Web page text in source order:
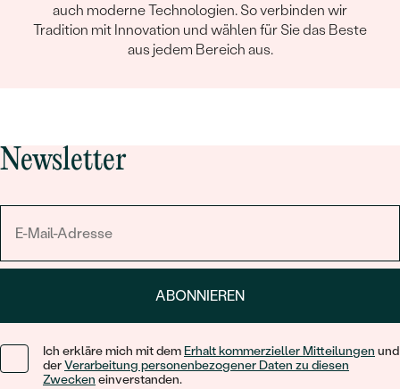
auch moderne Technologien. So verbinden wir
Tradition mit Innovation und wählen für Sie das Beste
aus jedem Bereich aus.
Newsletter
ABONNIEREN
Ich erkläre mich mit dem Erhalt kommerzieller Mitteilungen und
derVerarbeitung personenbezogener Daten zu diesen
Zwecken einverstanden.